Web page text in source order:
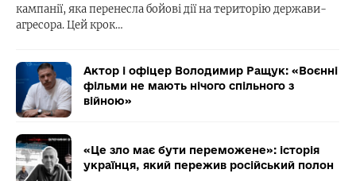
кампанії, яка перенесла бойові дії на територію держави-
агресора. Цей крок…
Актор і офіцер Володимир Ращук: «Воєнні
фільми не мають нічого спільного з
війною»
«Це зло має бути переможене»: історія
українця, який пережив російський полон